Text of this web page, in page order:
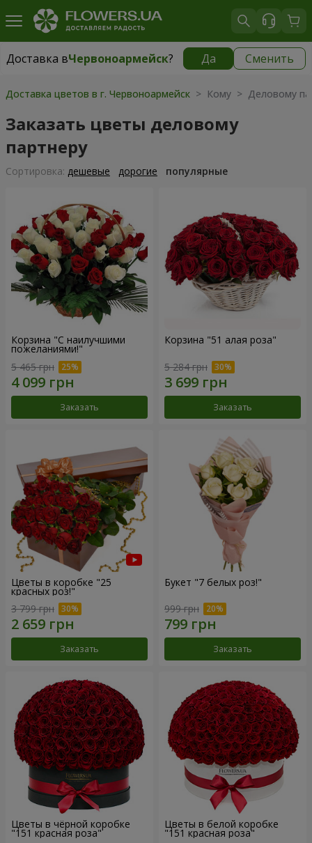
Доставка вЧервоноармейск? Да Сменить
Доставка вЧервоноармейск|754 грн
Доставка цветов в г. Червоноармейск > Кому > Деловому
Заказать цветы деловому
партнеру
Cортировка: дешевые дорогие популярные
Корзина "С наилучшими
пожеланиями!"
5 465 грн
Заказать
Корзина "51 алая роза"
5 284 грн
Заказать
Цветы в коробке "25
красных роз!"
3 799 грн
Заказать
Букет "7 белых роз!"
999 грн
Заказать
Цветы в чёрной коробке
"151 красная роза"
Цветы в белой коробке
"151 красная роза"